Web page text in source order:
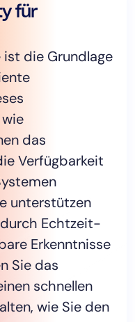
durch
Ein
im
Systeme,
und
Verfügbarkeit
zu
zeigt CIOs,
von reaktivem
elektronische
für
ist die Grundlage
das
Verfügbarkeit
unterstützen
Echtzeit-
Erkenntnisse
Sie das
schnellen
wie Sie den